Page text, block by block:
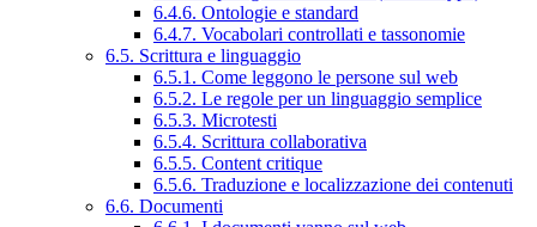
6.4.6. Ontologie e standard
6.4.7. Vocabolari controllati e tassonomie
6.5. Scrittura e linguaggio
6.5.1. Come leggono le persone sul web
6.5.2. Le regole per un linguaggio semplice
6.5.3. Microtesti
6.5.4. Scrittura collaborativa
6.5.5. Content critique
6.5.6. Traduzione e localizzazione dei contenuti
6.6. Documenti